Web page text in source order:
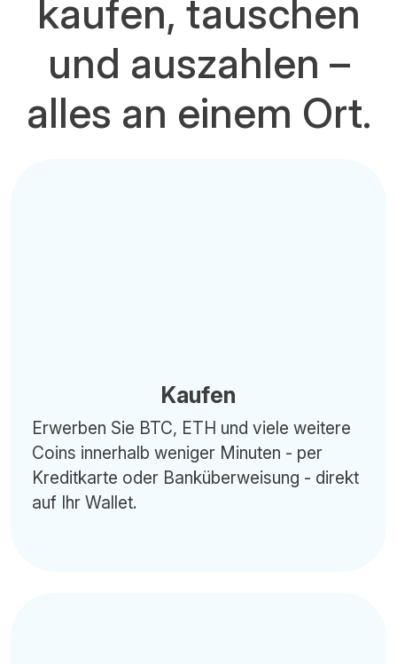
kaufen, tauschen
und auszahlen –
alles an einem Ort.
Kaufen
Erwerben Sie BTC, ETH und viele weitere
Coins innerhalb weniger Minuten - per
Kreditkarte oder Banküberweisung - direkt
auf Ihr Wallet.